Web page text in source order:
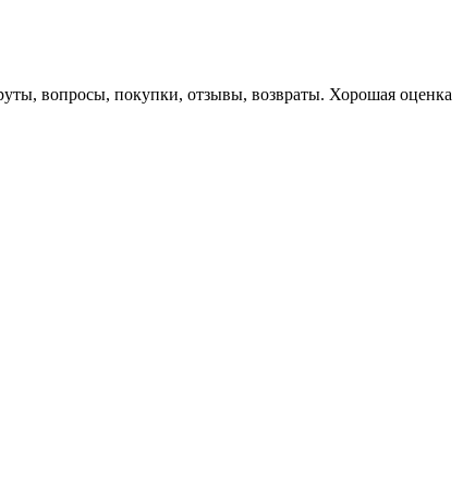
вопросы, покупки, отзывы, возвраты. Хорошая оценка